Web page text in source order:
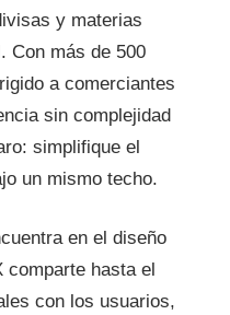
y materias
Con más de 500
a comerciantes
sin complejidad
simplifique el
un mismo techo.
en el diseño
hasta el
con los usuarios,